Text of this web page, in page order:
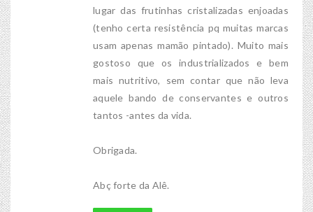
lugar das frutinhas cristalizadas enjoadas
(tenho certa resistência pq muitas marcas
usam apenas mamão pintado). Muito mais
gostoso que os industrializados e bem
mais nutritivo, sem contar que não leva
aquele bando de conservantes e outros
tantos -antes da vida.
Obrigada.
Abç forte da Alê.